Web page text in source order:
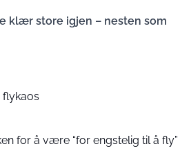
klær store igjen – nesten som
flykaos
for å være “for engstelig til å fly”